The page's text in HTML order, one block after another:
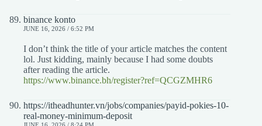
binance konto
JUNE 16, 2026 / 6:52 PM
I don’t think the title of your article matches the content
lol. Just kidding, mainly because I had some doubts
after reading the article.
https://www.binance.bh/register?ref=QCGZMHR6
https://itheadhunter.vn/jobs/companies/payid-pokies-10-
real-money-minimum-deposit
JUNE 16, 2026 / 8:24 PM